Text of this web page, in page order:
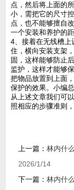
点，然后将上面的
小，需把它的尺寸
点，也不能够擅自
一个安装和养护的
4、接着在无线槽上
住，横向安装支架
固，这样能够防止
监护，这样才能够
把物品放置到上面
保护的效果。小编
从上述文章我们可
照相应的步骤准则
上一篇： 林内什
2026/1/14
下一篇： 林内什